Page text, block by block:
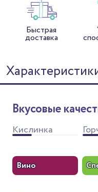
Быстрая
доставка
Вкусовые
Кислинка
Вино